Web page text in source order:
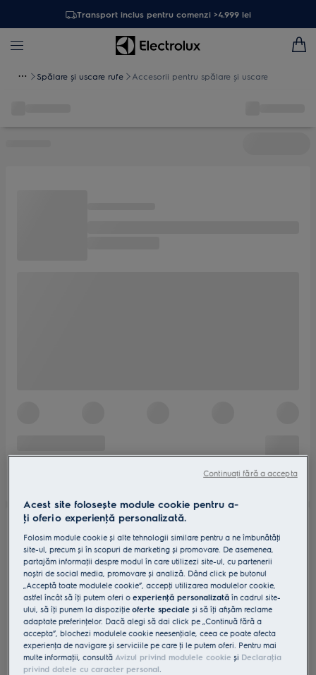
Transport inclus pentru comenzi >4.999 lei
Spălare și uscare rufe Accesorii pentru spălare şi uscare
Acest site folosește module cookie pentru a-
ţi oferi o experienţă personalizată.
Folosim module cookie și alte tehnologii similare pentru a ne îmbunătăţi
site-ul, precum și în scopuri de marketing și promovare. De asemenea,
partajăm informaţii despre modul în care utilizezi site-ul, cu partenerii
noștri de social media, promovare și analiză. Dând click pe butonul
„Acceptă toate modulele cookie”, accepţi utilizarea modulelor cookie,
astfel încât să îţi putem oferi oexperienţă personalizată în cadrul site-
ului, să îţi punem la dispoziţieoferte speciale și să îţi afișăm reclame
adaptate preferinţelor. Dacă alegi să dai click pe „Continuă fără a
accepta”, blochezi modulele cookie neesenţiale, ceea ce poate afecta
experienţa de navigare și serviciile pe care ţi le putem oferi. Pentru mai
multe informaţii, consultă Avizul privind modulele cookie și Declaraţia
privind datele cu caracter personal.
Continuați fără a accepta